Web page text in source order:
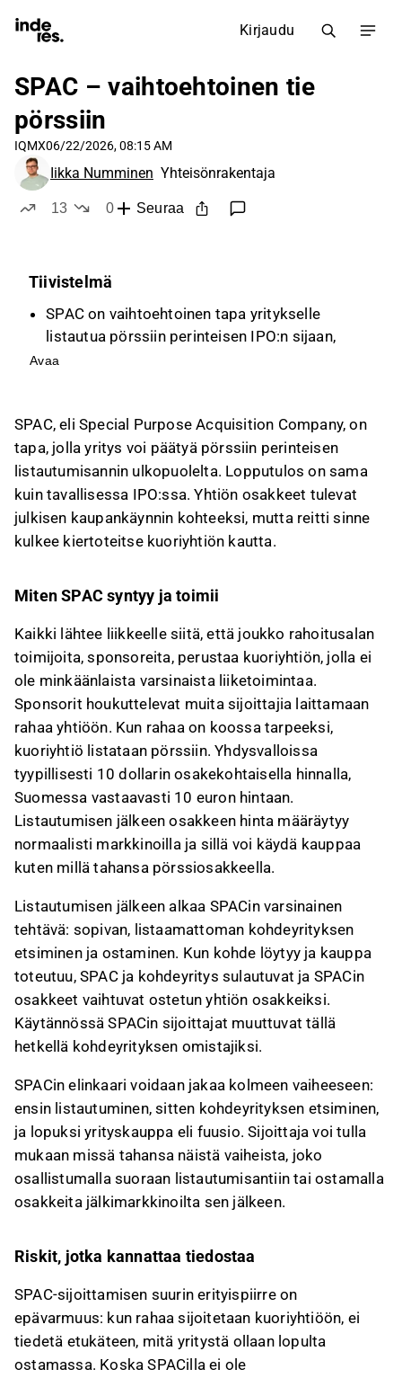
Kirjaudu
SPAC – vaihtoehtoinen tie
pörssiin
IQMX06/22/2026, 08:15 AM
Iikka Numminen Yhteisönrakentaja
13
0
Seuraa
Tiivistelmä
SPAC on vaihtoehtoinen tapa yritykselle
listautua pörssiin perinteisen IPO:n sijaan,
jossa kuoriyhtiö listataan ensin ja myöhemmin
kuten epävarmuus kohdeyrityksestä ja
aikarajoitukset yrityskaupan toteuttamiselle.
Sijoituspäätös SPACiin perustuu pitkälti
luottamukseen sponsoreita kohtaan, sillä
kuoriyhtiöllä ei ole liiketoimintahistoriaa tai
talouslukuja.
pörssiin SPAC-järjestelyn kautta ja suunnittelee
Tämä sisältö on tekoälyn tuottamaa. Anna siihen
liittyvää palautetta Inderesinfoorumilla.
Avaa
SPAC, eli Special Purpose Acquisition Company, on
tapa, jolla yritys voi päätyä pörssiin perinteisen
listautumisannin ulkopuolelta. Lopputulos on sama
kuin tavallisessa IPO:ssa. Yhtiön osakkeet tulevat
julkisen kaupankäynnin kohteeksi, mutta reitti sinne
kulkee kiertoteitse kuoriyhtiön kautta.
Miten SPAC syntyy ja toimii
Kaikki lähtee liikkeelle siitä, että joukko rahoitusalan
toimijoita, sponsoreita, perustaa kuoriyhtiön, jolla ei
ole minkäänlaista varsinaista liiketoimintaa.
Sponsorit houkuttelevat muita sijoittajia laittamaan
rahaa yhtiöön. Kun rahaa on koossa tarpeeksi,
kuoriyhtiö listataan pörssiin. Yhdysvalloissa
tyypillisesti 10 dollarin osakekohtaisella hinnalla,
Suomessa vastaavasti 10 euron hintaan.
Listautumisen jälkeen osakkeen hinta määräytyy
normaalisti markkinoilla ja sillä voi käydä kauppaa
kuten millä tahansa pörssiosakkeella.
Listautumisen jälkeen alkaa SPACin varsinainen
tehtävä: sopivan, listaamattoman kohdeyrityksen
etsiminen ja ostaminen. Kun kohde löytyy ja kauppa
toteutuu, SPAC ja kohdeyritys sulautuvat ja SPACin
osakkeet vaihtuvat ostetun yhtiön osakkeiksi.
Käytännössä SPACin sijoittajat muuttuvat tällä
hetkellä kohdeyrityksen omistajiksi.
SPACin elinkaari voidaan jakaa kolmeen vaiheeseen:
ensin listautuminen, sitten kohdeyrityksen etsiminen,
ja lopuksi yrityskauppa eli fuusio. Sijoittaja voi tulla
mukaan missä tahansa näistä vaiheista, joko
osallistumalla suoraan listautumisantiin tai ostamalla
osakkeita jälkimarkkinoilta sen jälkeen.
Riskit, jotka kannattaa tiedostaa
SPAC-sijoittamisen suurin erityispiirre on
epävarmuus: kun rahaa sijoitetaan kuoriyhtiöön, ei
tiedetä etukäteen, mitä yritystä ollaan lopulta
ostamassa. Koska SPACilla ei ole